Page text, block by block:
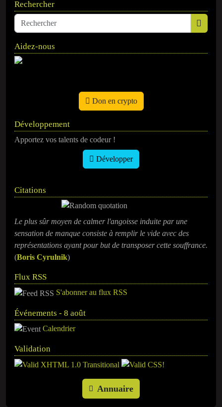
Rechercher
Aidez-nous
Don en crypto
Développement
Apportez vos talents de codeur !
Développer
Citations
Le plus sûr moyen de calmer l'angoisse induite par une
sensation de manque consiste à remplir le vide avec des
représentations ayant pour but de transposer cette souffrance.
(​Boris Cyrulnik)
Flux RSS
S'abonner au flux RSS
Événements - 8 août
Calendrier
Validation
Annuaire